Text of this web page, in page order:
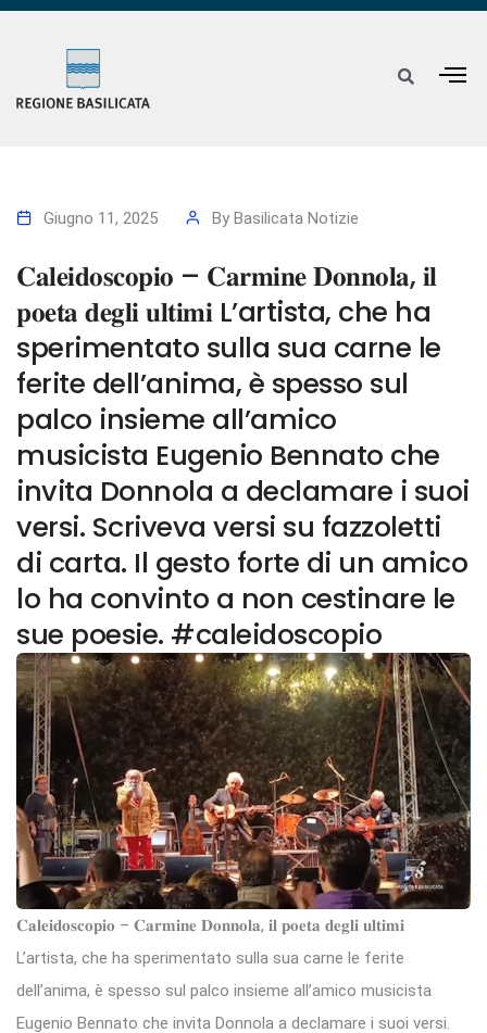
Giugno 11, 2025 By Basilicata Notizie
𝐂𝐚𝐥𝐞𝐢𝐝𝐨𝐬𝐜𝐨𝐩𝐢𝐨 – 𝐂𝐚𝐫𝐦𝐢𝐧𝐞 𝐃𝐨𝐧𝐧𝐨𝐥𝐚, 𝐢𝐥
𝐩𝐨𝐞𝐭𝐚 𝐝𝐞𝐠𝐥𝐢 𝐮𝐥𝐭𝐢𝐦𝐢 L’artista, che ha
sperimentato sulla sua carne le
ferite dell’anima, è spesso sul
palco insieme all’amico
musicista Eugenio Bennato che
invita Donnola a declamare i suoi
versi. Scriveva versi su fazzoletti
di carta. Il gesto forte di un amico
lo ha convinto a non cestinare le
sue poesie. #caleidoscopio
𝐂𝐚𝐥𝐞𝐢𝐝𝐨𝐬𝐜𝐨𝐩𝐢𝐨 – 𝐂𝐚𝐫𝐦𝐢𝐧𝐞 𝐃𝐨𝐧𝐧𝐨𝐥𝐚, 𝐢𝐥 𝐩𝐨𝐞𝐭𝐚 𝐝𝐞𝐠𝐥𝐢 𝐮𝐥𝐭𝐢𝐦𝐢
L’artista, che ha sperimentato sulla sua carne le ferite
dell’anima, è spesso sul palco insieme all’amico musicista
Eugenio Bennato che invita Donnola a declamare i suoi versi.